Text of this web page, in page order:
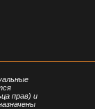
прав) и